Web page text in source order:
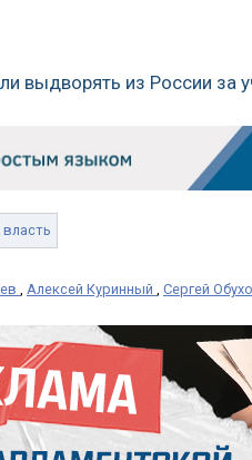
выдворять из России за
власть
Алексей Куринный Сергей